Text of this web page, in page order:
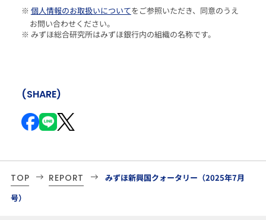
※ 個人情報のお取扱いについてをご参照いただき、同意のうえ
お問い合わせください。
※ みずほ総合研究所はみずほ銀行内の組織の名称です。
(SHARE)
TOP REPORT
みずほ新興国クォータリー（2025年7月
号）